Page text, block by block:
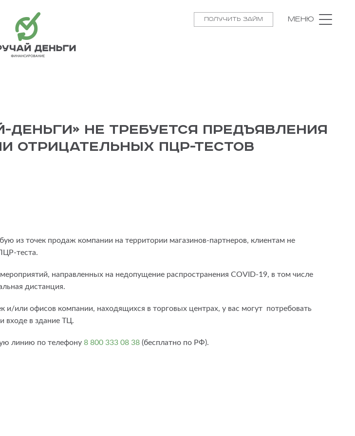
Получить займ Меню
не требуется предъявления
отрицательных ПЦР-тестов
точек продаж компании на территории магазинов-партнеров, клиентам не
теста.
направленных на недопущение распространения COVID-19, в том числе
дистанция.
или офисов компании, находящихся в торговых центрах, у вас могут потребовать
входе в здание ТЦ.
линию по телефону 8 800 333 08 38 (бесплатно по РФ).